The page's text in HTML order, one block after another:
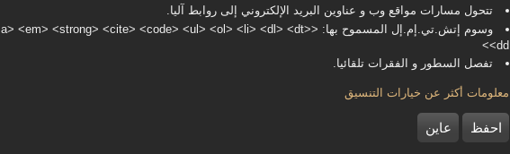
تتحول مسارات مواقع وب و عناوين البريد الإلكتروني إلى روابط آليا.
وسوم إتش.تي.إم.إل المسموح بها: <a> <em> <strong> <cite> <code> <ul> <ol> <li> <dl> <dt>
<dd>
تفصل السطور و الفقرات تلقائيا.
معلومات أكثر عن خيارات التنسيق